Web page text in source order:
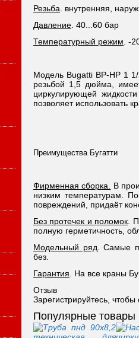
Резьба . внутренняя,
Давление . 40...60 бар
Температурный режим . -
Модель Bugatti ВР-НР 1 1/
резьбой 1,5 дюйма,
циркулирующей
позволяет использовать
Преимущества Бугатти
Фирменная сборка.
В
низким температурам.
повреждений, придаёт
Без протечек и поломок .
полную герметичность,
Модельный ряд . Самые
без.
Гарантия . На все краны
Отзыв
Зарегистрируйтесь, чтобы
Популярные товары